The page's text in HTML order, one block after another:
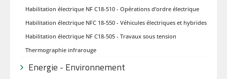
Habilitation électrique NF C18-510 - Opérations d’ordre électrique
Habilitation électrique NFC 18-550 - Véhicules électriques et hybrides
Habilitation électrique NF C18-505 - Travaux sous tension
Thermographie infrarouge
Energie - Environnement